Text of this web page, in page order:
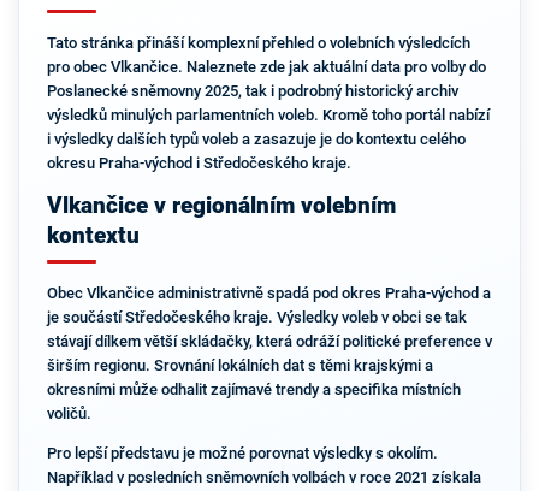
Tato stránka přináší komplexní přehled o volebních výsledcích
pro obec Vlkančice. Naleznete zde jak aktuální data pro volby do
Poslanecké sněmovny 2025, tak i podrobný historický archiv
výsledků minulých parlamentních voleb. Kromě toho portál nabízí
i výsledky dalších typů voleb a zasazuje je do kontextu celého
okresu Praha-východ i Středočeského kraje.
Vlkančice v regionálním volebním
kontextu
Obec Vlkančice administrativně spadá pod okres Praha-východ a
je součástí Středočeského kraje. Výsledky voleb v obci se tak
stávají dílkem větší skládačky, která odráží politické preference v
širším regionu. Srovnání lokálních dat s těmi krajskými a
okresními může odhalit zajímavé trendy a specifika místních
voličů.
Pro lepší představu je možné porovnat výsledky s okolím.
Například v posledních sněmovních volbách v roce 2021 získala